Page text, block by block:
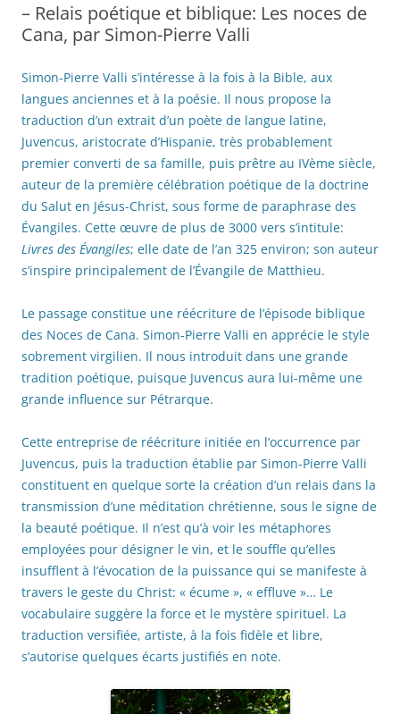
– Relais poétique et biblique: Les noces de
Cana, par Simon-Pierre Valli
Simon-Pierre Valli s’intéresse à la fois à la Bible, aux
langues anciennes et à la poésie. Il nous propose la
traduction d’un extrait d’un poète de langue latine,
Juvencus, aristocrate d’Hispanie, très probablement
premier converti de sa famille, puis prêtre au IVème siècle,
auteur de la première célébration poétique de la doctrine
du Salut en Jésus-Christ, sous forme de paraphrase des
Évangiles. Cette œuvre de plus de 3000 vers s’intitule:
Livres des Évangiles; elle date de l’an 325 environ; son auteur
s’inspire principalement de l’Évangile de Matthieu.
Le passage constitue une réécriture de l’épisode biblique
des Noces de Cana. Simon-Pierre Valli en apprécie le style
sobrement virgilien. Il nous introduit dans une grande
tradition poétique, puisque Juvencus aura lui-même une
grande influence sur Pétrarque.
Cette entreprise de réécriture initiée en l’occurrence par
Juvencus, puis la traduction établie par Simon-Pierre Valli
constituent en quelque sorte la création d’un relais dans la
transmission d’une méditation chrétienne, sous le signe de
la beauté poétique. Il n’est qu’à voir les métaphores
employées pour désigner le vin, et le souffle qu’elles
insufflent à l’évocation de la puissance qui se manifeste à
travers le geste du Christ: « écume », « effluve »… Le
vocabulaire suggère la force et le mystère spirituel. La
traduction versifiée, artiste, à la fois fidèle et libre,
s’autorise quelques écarts justifiés en note.